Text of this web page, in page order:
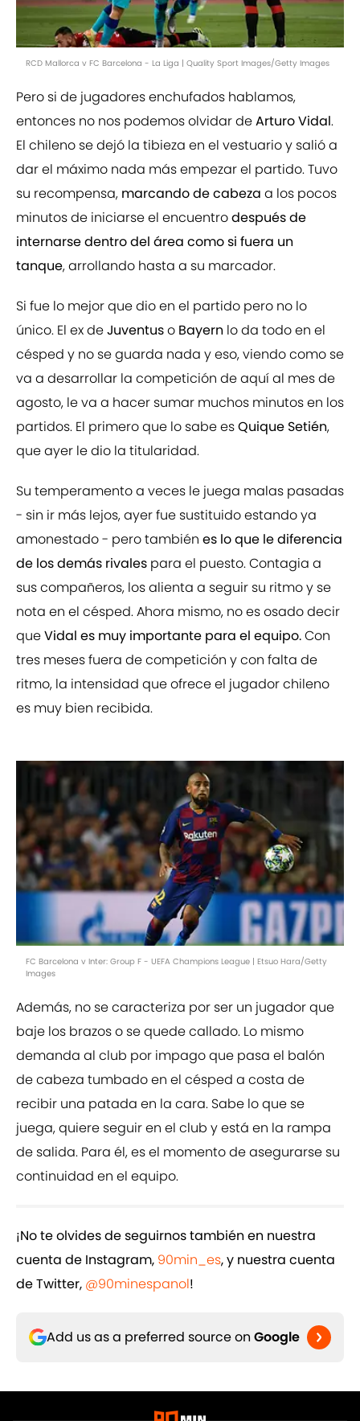
RCD Mallorca v FC Barcelona - La Liga | Quality Sport Images/Getty Images
Pero si de jugadores enchufados hablamos,
entonces no nos podemos olvidar deArturo Vidal.
El chileno se dejó la tibieza en el vestuario y salió a
dar el máximo nada más empezar el partido. Tuvo
su recompensa, marcando de cabeza a los pocos
minutos de iniciarse el encuentrodespués de
internarse dentro del área como si fuera un
tanque, arrollando hasta a su marcador.
Si fue lo mejor que dio en el partido pero no lo
único. El ex deJuventuso Bayern lo da todo en el
césped y no se guarda nada y eso, viendo como se
va a desarrollar la competición de aquí al mes de
agosto, le va a hacer sumar muchos minutos en los
partidos. El primero que lo sabe esQuique Setién,
que ayer le dio la titularidad.
Su temperamento a veces le juega malas pasadas
- sin ir más lejos, ayer fue sustituido estando ya
amonestado - pero también es lo que le diferencia
de los demás rivales para el puesto. Contagia a
sus compañeros, los alienta a seguir su ritmo y se
nota en el césped. Ahora mismo, no es osado decir
queVidal es muy importante para el equipo.Con
tres meses fuera de competición y con falta de
ritmo, la intensidad que ofrece el jugador chileno
es muy bien recibida.
FC Barcelona v Inter: Group F - UEFA Champions League | Etsuo Hara/Getty
Images
Además, no se caracteriza por ser un jugador que
baje los brazos o se quede callado. Lo mismo
demanda al club por impago que pasa el balón
de cabeza tumbado en el césped a costa de
recibir una patada en la cara. Sabe lo que se
juega, quiere seguir en el club y está en la rampa
de salida. Para él, es el momento de asegurarse su
continuidad en el equipo.
¡No te olvides de seguirnos también en nuestra
cuenta de Instagram, 90min_es, y nuestra cuenta
de Twitter, @90minespanol!
Add us as a preferred source on Google